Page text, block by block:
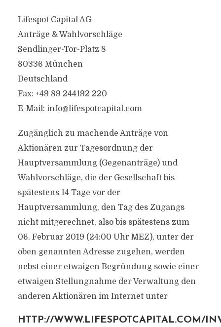
Lifespot Capital AG
Anträge & Wahlvorschläge
Sendlinger-Tor-Platz 8
80336 München
Deutschland
Fax: +49 89 244192 220
E-Mail: info@lifespotcapital.com
Zugänglich zu machende Anträge von
Aktionären zur Tagesordnung der
Hauptversammlung (Gegenanträge) und
Wahlvorschläge, die der Gesellschaft bis
spätestens 14 Tage vor der
Hauptversammlung, den Tag des Zugangs
nicht mitgerechnet, also bis spätestens zum
06. Februar 2019 (24:00 Uhr MEZ), unter der
oben genannten Adresse zugehen, werden
nebst einer etwaigen Begründung sowie einer
etwaigen Stellungnahme der Verwaltung den
anderen Aktionären im Internet unter
HTTP://WWW.LIFESPOTCAPITAL.COM/